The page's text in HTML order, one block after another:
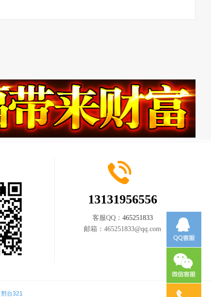
13131956556
客服QQ： 465251833
邮箱： 465251833@qq.com
邢台321